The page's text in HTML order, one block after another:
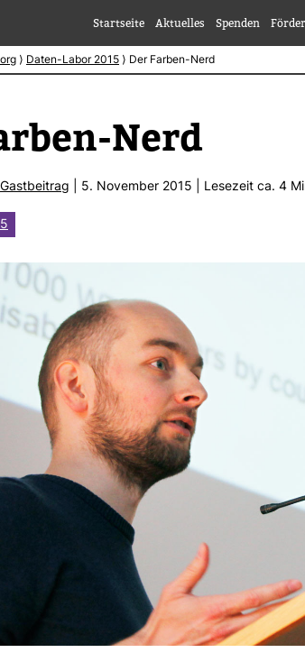
Startseite Aktuelles Spenden
⟩ Daten-Labor 2015 ⟩ Der Farben-Nerd
​Nerd
Gast­bei­trag | 5. November 2015 | Lese­zeit ca. 4